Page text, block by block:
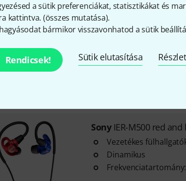
a sütik preferenciákat, statisztikákat és
kattintva. (összes mutatása).
bármikor visszavonhatod a sütik
Rendicsek! Sütik elutasítása
Sony
Vezetékes
Frekvenciatartomány:
Sony IER-M500 red and
Vezetékes
Dinamikus